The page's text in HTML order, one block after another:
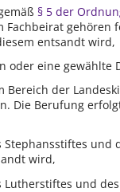
§ 5 der
Fachbeirat gehören
entsandt wird,
oder eine gewählte
der
Die Berufung
und
wird,
und